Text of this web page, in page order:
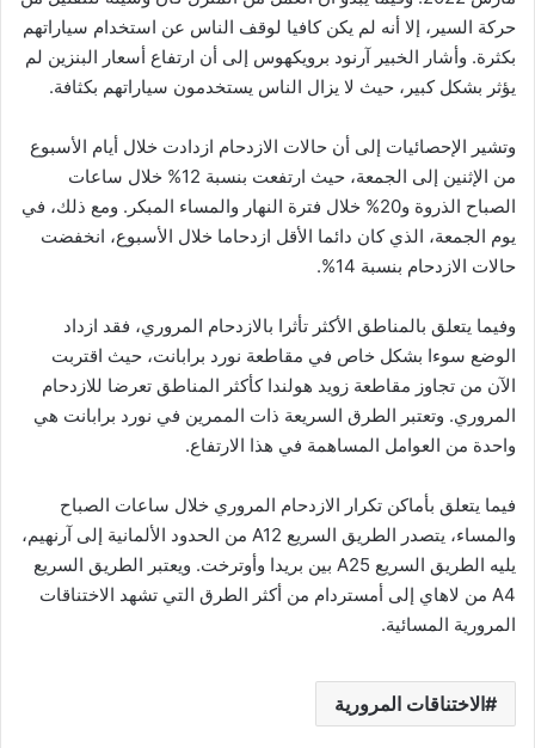
حركة السير، إلا أنه لم يكن كافيا لوقف الناس عن استخدام سياراتهم
بكثرة. وأشار الخبير آرنود برويكهوس إلى أن ارتفاع أسعار البنزين لم
يؤثر بشكل كبير، حيث لا يزال الناس يستخدمون سياراتهم بكثافة.
وتشير الإحصائيات إلى أن حالات الازدحام ازدادت خلال أيام الأسبوع
من الإثنين إلى الجمعة، حيث ارتفعت بنسبة 12% خلال ساعات
الصباح الذروة و20% خلال فترة النهار والمساء المبكر. ومع ذلك، في
يوم الجمعة، الذي كان دائما الأقل ازدحاما خلال الأسبوع، انخفضت
حالات الازدحام بنسبة 14%.
وفيما يتعلق بالمناطق الأكثر تأثرا بالازدحام المروري، فقد ازداد
الوضع سوءا بشكل خاص في مقاطعة نورد برابانت، حيث اقتربت
الآن من تجاوز مقاطعة زويد هولندا كأكثر المناطق تعرضا للازدحام
المروري. وتعتبر الطرق السريعة ذات الممرين في نورد برابانت هي
واحدة من العوامل المساهمة في هذا الارتفاع.
فيما يتعلق بأماكن تكرار الازدحام المروري خلال ساعات الصباح
والمساء، يتصدر الطريق السريع A12 من الحدود الألمانية إلى آرنهيم،
يليه الطريق السريع A25 بين بريدا وأوترخت. ويعتبر الطريق السريع
A4 من لاهاي إلى أمستردام من أكثر الطرق التي تشهد الاختناقات
المرورية المسائية.
الاختناقات المرورية